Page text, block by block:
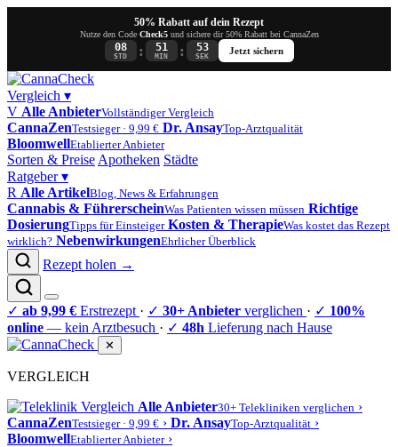
50% Rabatt auf dein Rezept
Nutze den Code Check5und sichere dir 50% Rabatt bei CannaZen
08
STD : 51
MIN : 53
SEK
Jetzt sichern
Vergleich ▾
V Alle AnbieterVollständiger Vergleich
CannaZenTestsieger · 9,99 € Dr. AnsayTop-Arztqualität
BloomwellEtablierter Anbieter
Sorten & Preise Apotheken Städte
Ratgeber▾
R Alle ArtikelBlog, News & Erfahrungen
Cannabis & FührerscheinWas Patienten wissen müssen Richtige
DosierungTipps für Einsteiger Kosten & TherapieWas kostet das Rezept
wirklich? NebenwirkungenEhrlicher Überblick
Rezept holen →
✓ ab 9,99 € Erstrezept · ✓ 30+ Anbieter verglichen · ✓ 100%
online — kein Arztbesuch · ✓ 48h Lieferung nach Hause
✕
VERGLEICH
Alle Anbieter30+ Telekliniken verglichen ›
CannaZenTestsieger · 9,99 € › Dr. AnsayTop-Arztqualität ›
BloomwellEtablierter Anbieter ›